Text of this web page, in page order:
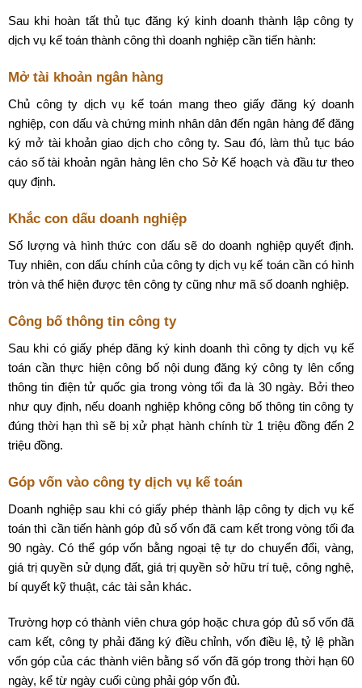
Sau khi hoàn tất thủ tục đăng ký kinh doanh thành lập công ty
dịch vụ kế toán thành công thì doanh nghiệp cần tiến hành:
Mở tài khoản ngân hàng
Chủ công ty dịch vụ kế toán mang theo giấy đăng ký doanh
nghiệp, con dấu và chứng minh nhân dân đến ngân hàng để đăng
ký mở tài khoản giao dịch cho công ty. Sau đó, làm thủ tục báo
cáo số tài khoản ngân hàng lên cho Sở Kế hoạch và đầu tư theo
quy định.
Khắc con dấu doanh nghiệp
Số lượng và hình thức con dấu sẽ do doanh nghiệp quyết định.
Tuy nhiên, con dấu chính của công ty dịch vụ kế toán cần có hình
tròn và thể hiện được tên công ty cũng như mã số doanh nghiệp.
Công bố thông tin công ty
Sau khi có giấy phép đăng ký kinh doanh thì công ty dịch vụ kế
toán cần thực hiện công bố nội dung đăng ký công ty lên cổng
thông tin điện tử quốc gia trong vòng tối đa là 30 ngày. Bởi theo
như quy định, nếu doanh nghiệp không công bố thông tin công ty
đúng thời hạn thì sẽ bị xử phạt hành chính từ 1 triệu đồng đến 2
triệu đồng.
Góp vốn vào công ty dịch vụ kế toán
Doanh nghiệp sau khi có giấy phép thành lập công ty dịch vụ kế
toán thì cần tiến hành góp đủ số vốn đã cam kết trong vòng tối đa
90 ngày. Có thể góp vốn bằng ngoại tệ tự do chuyển đổi, vàng,
giá trị quyền sử dụng đất, giá trị quyền sở hữu trí tuệ, công nghệ,
bí quyết kỹ thuật, các tài sản khác.
Trường hợp có thành viên chưa góp hoặc chưa góp đủ số vốn đã
cam kết, công ty phải đăng ký điều chỉnh, vốn điều lệ, tỷ lệ phần
vốn góp của các thành viên bằng số vốn đã góp trong thời hạn 60
ngày, kể từ ngày cuối cùng phải góp vốn đủ.